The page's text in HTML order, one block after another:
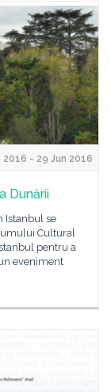
2016 - 29 Jun 2016
Dunării
Istanbul se
Cultural
pentru a
eveniment